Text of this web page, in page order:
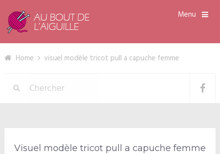
Menu
Home visuel modèle tricot pull a capuche femme
Visuel modèle tricot pull a capuche femme